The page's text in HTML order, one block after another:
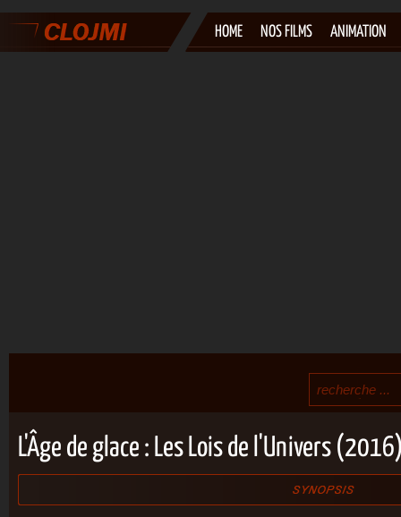
HOME NOS FILMS ANIMATION
L'Âge de glace : Les Lois de l'Univers